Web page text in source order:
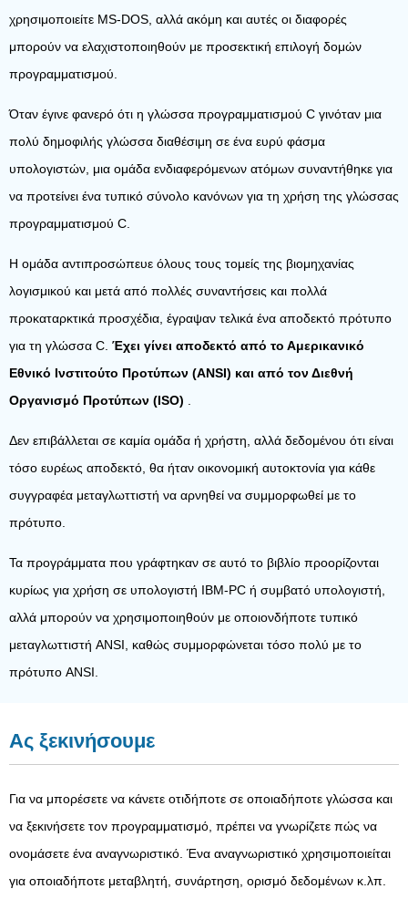
χρησιμοποιείτε MS-DOS, αλλά ακόμη και αυτές οι διαφορές
μπορούν να ελαχιστοποιηθούν με προσεκτική επιλογή δομών
προγραμματισμού.
Όταν έγινε φανερό ότι η γλώσσα προγραμματισμού C γινόταν μια
πολύ δημοφιλής γλώσσα διαθέσιμη σε ένα ευρύ φάσμα
υπολογιστών, μια ομάδα ενδιαφερόμενων ατόμων συναντήθηκε για
να προτείνει ένα τυπικό σύνολο κανόνων για τη χρήση της γλώσσας
προγραμματισμού C.
Η ομάδα αντιπροσώπευε όλους τους τομείς της βιομηχανίας
λογισμικού και μετά από πολλές συναντήσεις και πολλά
προκαταρκτικά προσχέδια, έγραψαν τελικά ένα αποδεκτό πρότυπο
για τη γλώσσα C. Έχει γίνει αποδεκτό από το Αμερικανικό
Εθνικό Ινστιτούτο Προτύπων (ANSI) και από τον Διεθνή
Οργανισμό Προτύπων (ISO)
Δεν επιβάλλεται σε καμία ομάδα ή χρήστη, αλλά δεδομένου ότι είναι
τόσο ευρέως αποδεκτό, θα ήταν οικονομική αυτοκτονία για κάθε
συγγραφέα μεταγλωττιστή να αρνηθεί να συμμορφωθεί με το
πρότυπο.
Τα προγράμματα που γράφτηκαν σε αυτό το βιβλίο προορίζονται
κυρίως για χρήση σε υπολογιστή IBM-PC ή συμβατό υπολογιστή,
αλλά μπορούν να χρησιμοποιηθούν με οποιονδήποτε τυπικό
μεταγλωττιστή ANSI, καθώς συμμορφώνεται τόσο πολύ με το
πρότυπο ANSI.
Ας ξεκινήσουμε
Για να μπορέσετε να κάνετε οτιδήποτε σε οποιαδήποτε γλώσσα και
να ξεκινήσετε τον προγραμματισμό, πρέπει να γνωρίζετε πώς να
ονομάσετε ένα αναγνωριστικό. Ένα αναγνωριστικό χρησιμοποιείται
για οποιαδήποτε μεταβλητή, συνάρτηση, ορισμό δεδομένων κ.λπ.